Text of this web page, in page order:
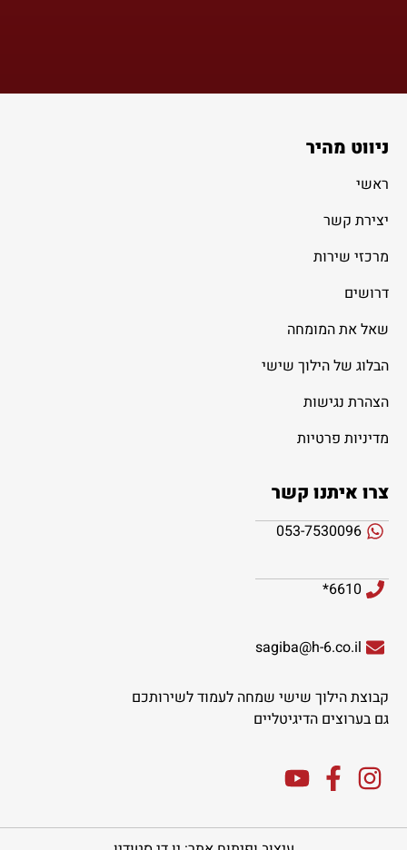
ניווט מהיר
ראשי
יצירת קשר
מרכזי שירות
דרושים
שאל את המומחה
הבלוג של הילוך שישי
הצהרת נגישות
מדיניות פרטיות
צרו איתנו קשר
053-7530096
6610*
sagiba@h-6.co.il
קבוצת הילוך שישי שמחה לעמוד לשירותכם
גם בערוצים הדיגיטליים